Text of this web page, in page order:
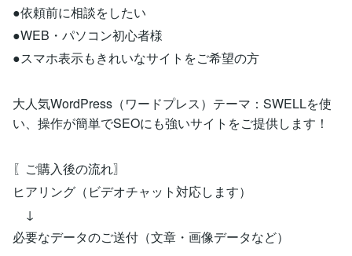
●依頼前に相談をしたい
●WEB・パソコン初心者様
●スマホ表示もきれいなサイトをご希望の方
大人気WordPress（ワードプレス）テーマ：SWELLを使
い、操作が簡単でSEOにも強いサイトをご提供します！
〖ご購入後の流れ〗
ヒアリング（ビデオチャット対応します）
↓
必要なデータのご送付（文章・画像データなど）